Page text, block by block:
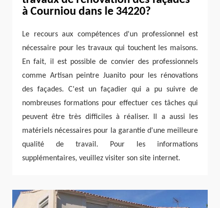
à Courniou dans le 34220?
Le recours aux compétences d'un professionnel est
nécessaire pour les travaux qui touchent les maisons.
En fait, il est possible de convier des professionnels
comme Artisan peintre Juanito pour les rénovations
des façades. C'est un façadier qui a pu suivre de
nombreuses formations pour effectuer ces tâches qui
peuvent être très difficiles à réaliser. Il a aussi les
matériels nécessaires pour la garantie d'une meilleure
qualité de travail. Pour les informations
supplémentaires, veuillez visiter son site internet.